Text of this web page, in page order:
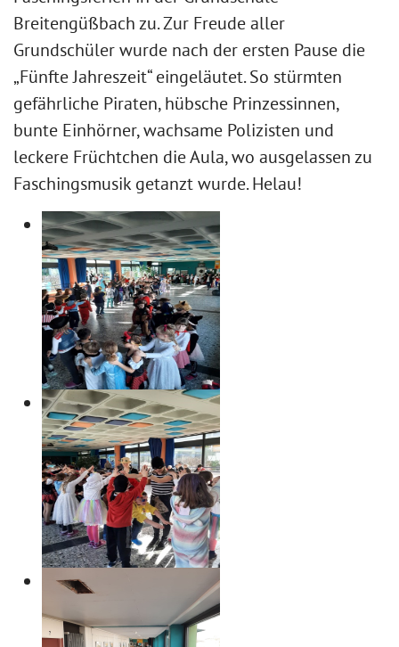
Breitengüßbach zu. Zur Freude aller
Grundschüler wurde nach der ersten Pause die
„Fünfte Jahreszeit“ eingeläutet. So stürmten
gefährliche Piraten, hübsche Prinzessinnen,
bunte Einhörner, wachsame Polizisten und
leckere Früchtchen die Aula, wo ausgelassen zu
Faschingsmusik getanzt wurde. Helau!